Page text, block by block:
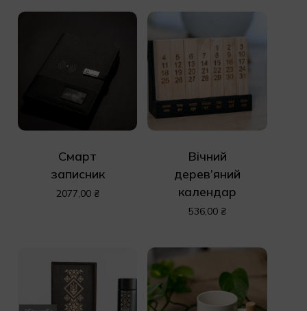
Смарт
записник
2077,00 ₴
Вічний
дерев’яний
календар
536,00 ₴